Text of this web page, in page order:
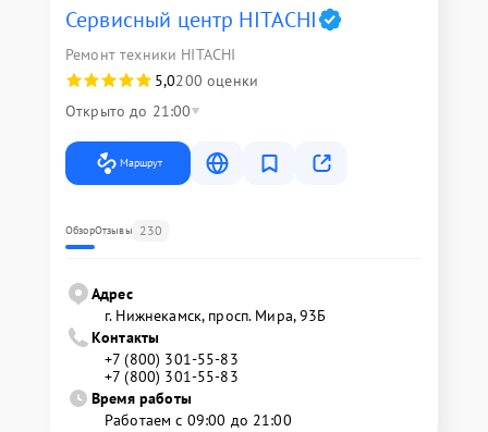
Сервисный центр HITACHI
Ремонт техники HITACHI
5,0200 оценки
Открыто до 21:00
Маршрут
ОбзорОтзывы 230
Адрес
г. Нижнекамск, просп. Мира, 93Б
Контакты
+7 (800) 301-55-83
+7 (800) 301-55-83
Время работы
Работаем с 09:00 до 21:00